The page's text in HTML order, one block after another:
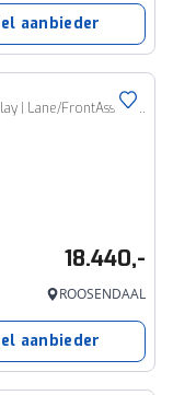
aanbieder
SEAT 1.0 EcoTSI Style Plus | LED | Android/Carplay | Lane/FrontAss. | PDC 002
18.440,-
ROOSENDAAL
aanbieder